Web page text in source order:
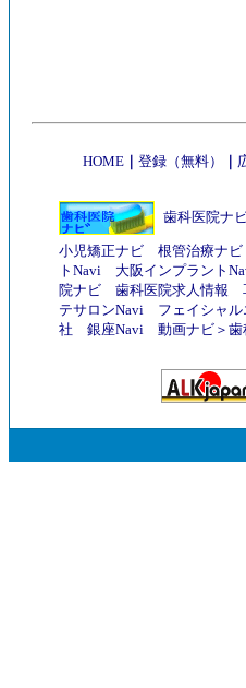
HOME 登録（無料）
歯科医院ナ
小児矯正ナビ 根管治療ナビ
トNavi
大阪インプラント
院ナビ
歯科医院求人情報
テサロンNavi
フェイシャ
社
銀座Navi 動画ナビ ＞ 歯